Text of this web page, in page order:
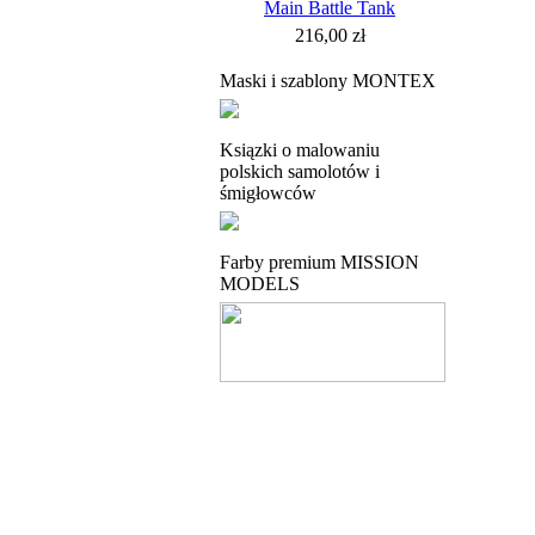
Main Battle Tank
216,00 zł
Maski i szablony MONTEX
Ksiązki o malowaniu
polskich samolotów i
śmigłowców
Farby premium MISSION
MODELS